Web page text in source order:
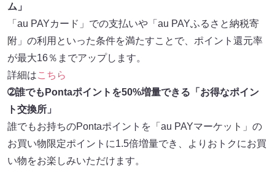
ム」
「au PAYカード」での支払いや「au PAYふるさと納税寄
附」の利用といった条件を満たすことで、ポイント還元率
が最大16％までアップします。
詳細はこちら
➁誰でもPontaポイントを50%増量できる「お得なポイン
ト交換所」
誰でもお持ちのPontaポイントを「au PAYマーケット」の
お買い物限定ポイントに1.5倍増量でき、よりおトクにお買
い物をお楽しみいただけます。